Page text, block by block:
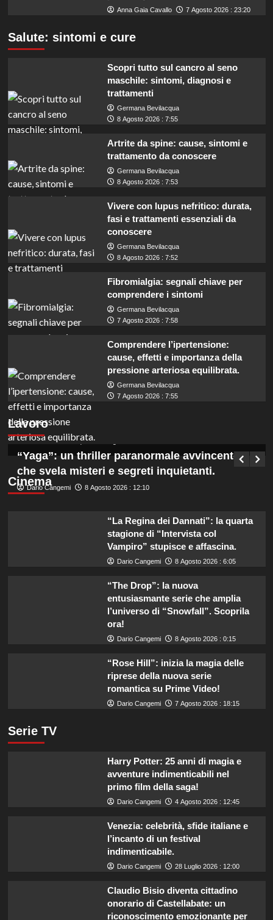
Anna Gaia Cavallo 7 Agosto 2026 : 23:20
Salute: sintomi e cure
Scopri tutto sul cancro al seno
maschile: sintomi, diagnosi e
trattamenti
Germana Bevilacqua
8 Agosto 2026 : 7:55
Artrite da spine: cause, sintomi e
trattamento da conoscere
Germana Bevilacqua
8 Agosto 2026 : 7:53
Vivere con lupus nefritico: durata,
fasi e trattamenti essenziali da
conoscere
Germana Bevilacqua
8 Agosto 2026 : 7:52
Fibromialgia: segnali chiave per
comprendere i sintomi
Germana Bevilacqua
7 Agosto 2026 : 7:58
Comprendere l’ipertensione:
cause, effetti e importanza della
pressione arteriosa equilibrata.
Germana Bevilacqua
7 Agosto 2026 : 7:55
Lavoro
Assunzioni in Veneto: 6 coadiutori
amministrativi cercasi, lavoro a tempo
indeterminato.
Germana Bevilacqua
Cinema
“Yaga”: un thriller paranormale avvincente
che svela misteri e segreti inquietanti.
Dario Cangemi 8 Agosto 2026 : 12:10
“La Regina dei Dannati”: la quarta
stagione di “Intervista col
Vampiro” stupisce e affascina.
Dario Cangemi 8 Agosto 2026 : 6:05
“The Drop”: la nuova
entusiasmante serie che amplia
l’universo di “Snowfall”. Scoprila
ora!
Dario Cangemi 8 Agosto 2026 : 0:15
“Rose Hill”: inizia la magia delle
riprese della nuova serie
romantica su Prime Video!
Dario Cangemi 7 Agosto 2026 : 18:15
Serie TV
Harry Potter: 25 anni di magia e
avventure indimenticabili nel
primo film della saga!
Dario Cangemi 4 Agosto 2026 : 12:45
Venezia: celebrità, sfide italiane e
l’incanto di un festival
indimenticabile.
Dario Cangemi 28 Luglio 2026 : 12:00
Claudio Bisio diventa cittadino
onorario di Castellabate: un
riconoscimento emozionante per